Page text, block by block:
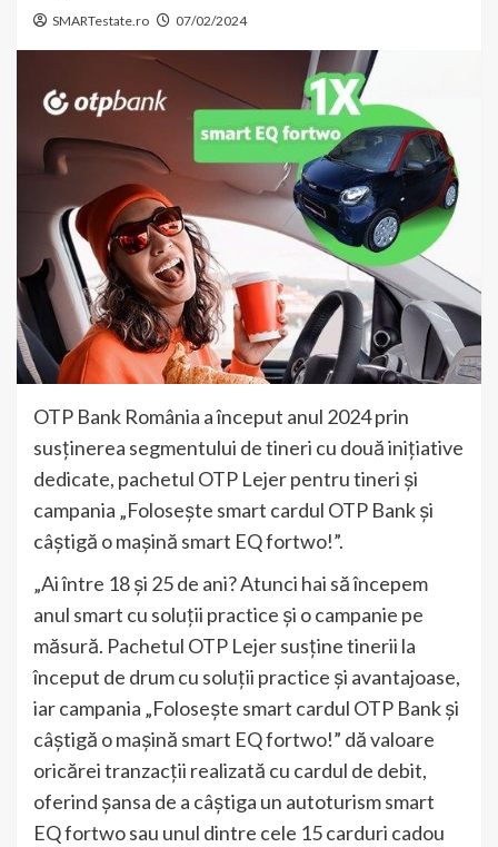
SMARTestate.ro 07/02/2024
OTP Bank România a început anul 2024 prin
susținerea segmentului de tineri cu două inițiative
dedicate, pachetul OTP Lejer pentru tineri și
campania „Folosește smart cardul OTP Bank și
câștigă o mașină smart EQ fortwo!”.
„Ai între 18 și 25 de ani? Atunci hai să începem
anul smart cu soluții practice și o campanie pe
măsură. Pachetul OTP Lejer susține tinerii la
început de drum cu soluții practice și avantajoase,
iar campania „Folosește smart cardul OTP Bank și
câștigă o mașină smart EQ fortwo!” dă valoare
oricărei tranzacții realizată cu cardul de debit,
oferind șansa de a câștiga un autoturism smart
EQ fortwo sau unul dintre cele 15 carduri cadou